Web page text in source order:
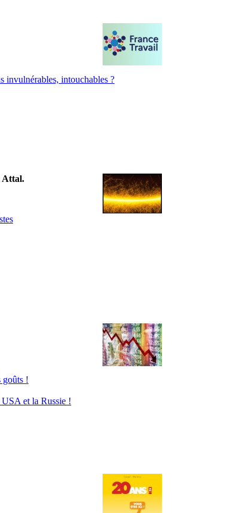
invulnérables, intouchables ?
Attal.
goûts !
et la Russie !